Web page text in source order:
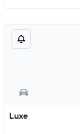
Luxe